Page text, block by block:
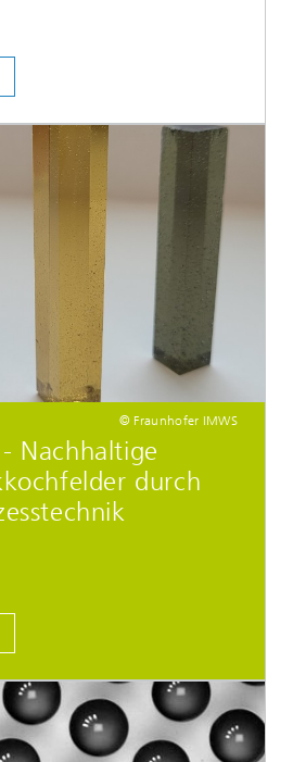
© Fraunhofer IMWS
Nachhaltige
durch